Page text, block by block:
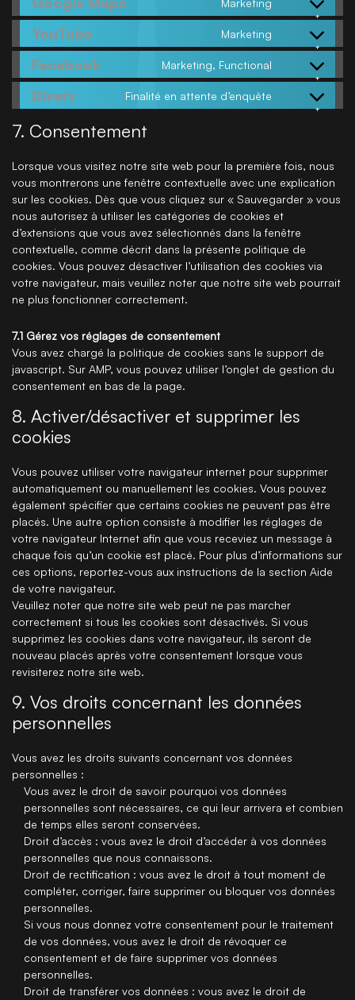
YouTube Marketing
Facebook Marketing, Functional
Divers Finalité en attente d’enquête
7. Consentement
Lorsque vous visitez notre site web pour la première fois, nous
vous montrerons une fenêtre contextuelle avec une explication
sur les cookies. Dès que vous cliquez sur « Sauvegarder » vous
nous autorisez à utiliser les catégories de cookies et
d’extensions que vous avez sélectionnés dans la fenêtre
contextuelle, comme décrit dans la présente politique de
cookies. Vous pouvez désactiver l’utilisation des cookies via
votre navigateur, mais veuillez noter que notre site web pourrait
ne plus fonctionner correctement.
7.1 Gérez vos réglages de consentement
Vous avez chargé la politique de cookies sans le support de
javascript. Sur AMP, vous pouvez utiliser l’onglet de gestion du
consentement en bas de la page.
8. Activer/désactiver et supprimer les
cookies
Vous pouvez utiliser votre navigateur internet pour supprimer
automatiquement ou manuellement les cookies. Vous pouvez
également spécifier que certains cookies ne peuvent pas être
placés. Une autre option consiste à modifier les réglages de
votre navigateur Internet afin que vous receviez un message à
chaque fois qu’un cookie est placé. Pour plus d’informations sur
ces options, reportez-vous aux instructions de la section Aide
de votre navigateur.
Veuillez noter que notre site web peut ne pas marcher
correctement si tous les cookies sont désactivés. Si vous
supprimez les cookies dans votre navigateur, ils seront de
nouveau placés après votre consentement lorsque vous
revisiterez notre site web.
9. Vos droits concernant les données
personnelles
Vous avez les droits suivants concernant vos données
personnelles :
Vous avez le droit de savoir pourquoi vos données
personnelles sont nécessaires, ce qui leur arrivera et combien
de temps elles seront conservées.
Droit d’accès : vous avez le droit d’accéder à vos données
personnelles que nous connaissons.
Droit de rectification : vous avez le droit à tout moment de
compléter, corriger, faire supprimer ou bloquer vos données
personnelles.
Si vous nous donnez votre consentement pour le traitement
de vos données, vous avez le droit de révoquer ce
consentement et de faire supprimer vos données
personnelles.
Droit de transférer vos données : vous avez le droit de